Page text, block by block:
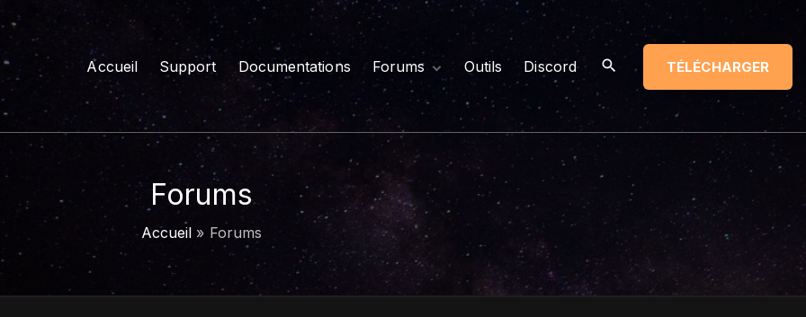
Accueil Support Documentations Forums
Membres
Articles Récents
Messages non lus
Outils Discord TÉLÉCHARGER
Forums
Accueil » Forums